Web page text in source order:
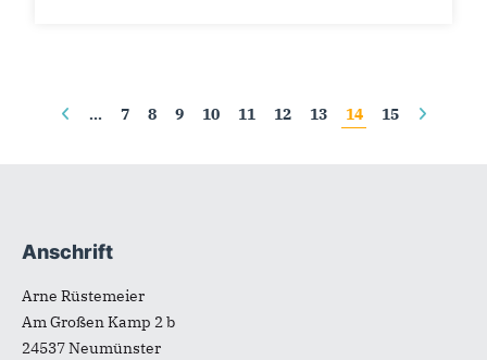
Seiten
… 7 8 9 10 11 12 13 14 15
Fußbereich
Anschrift
Arne Rüstemeier
Am Großen Kamp 2 b
24537Neumünster